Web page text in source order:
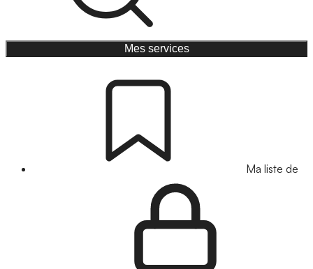
Mes services
Ma liste de